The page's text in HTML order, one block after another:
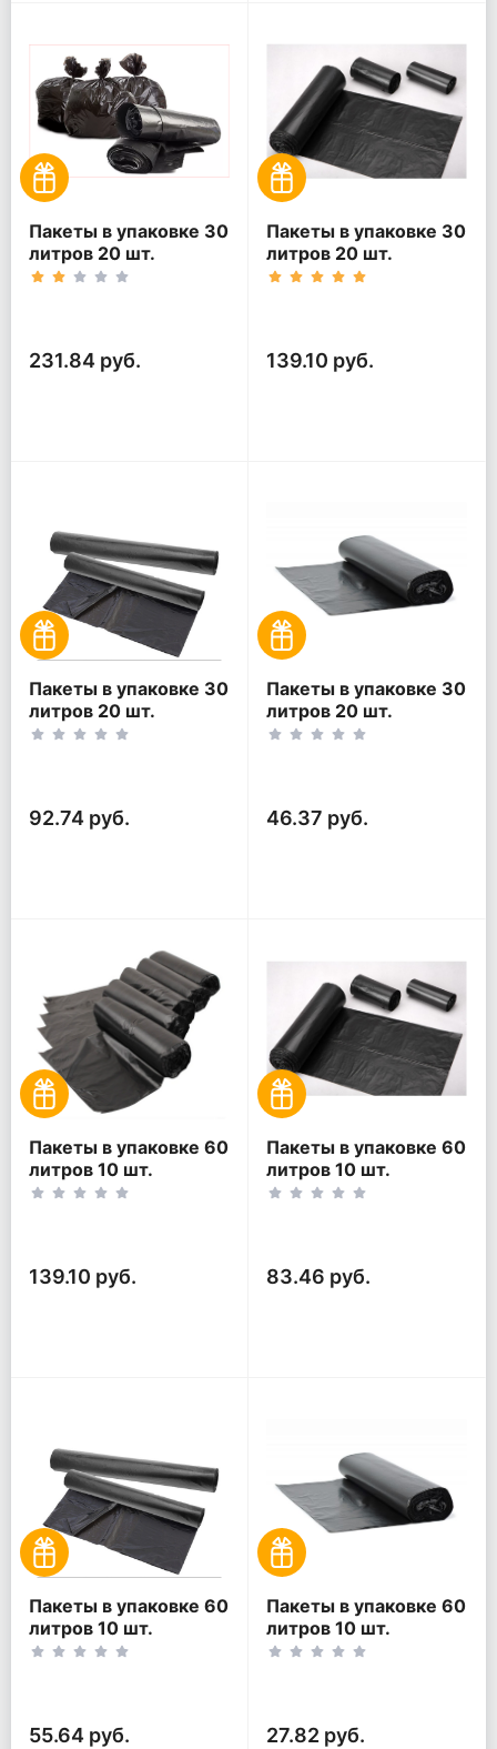
Пакеты в упаковке 30
литров 20 шт.
(20шт*5рул)
231.84 руб.
Пакеты в упаковке 30
литров 20 шт.
(20шт*3рул)
139.10 руб.
Пакеты в упаковке 30
литров 20 шт.
(20шт*2рул)
92.74 руб.
Пакеты в упаковке 30
литров 20 шт.
(20шт*1рул)
46.37 руб.
Пакеты в упаковке 60
литров 10 шт.
(10шт*5рул)
139.10 руб.
Пакеты в упаковке 60
литров 10 шт.
(10шт*3рул)
83.46 руб.
Пакеты в упаковке 60
литров 10 шт.
(10шт*2рул)
55.64 руб.
Пакеты в упаковке 60
литров 10 шт.
(10шт*1рул)
27.82 руб.